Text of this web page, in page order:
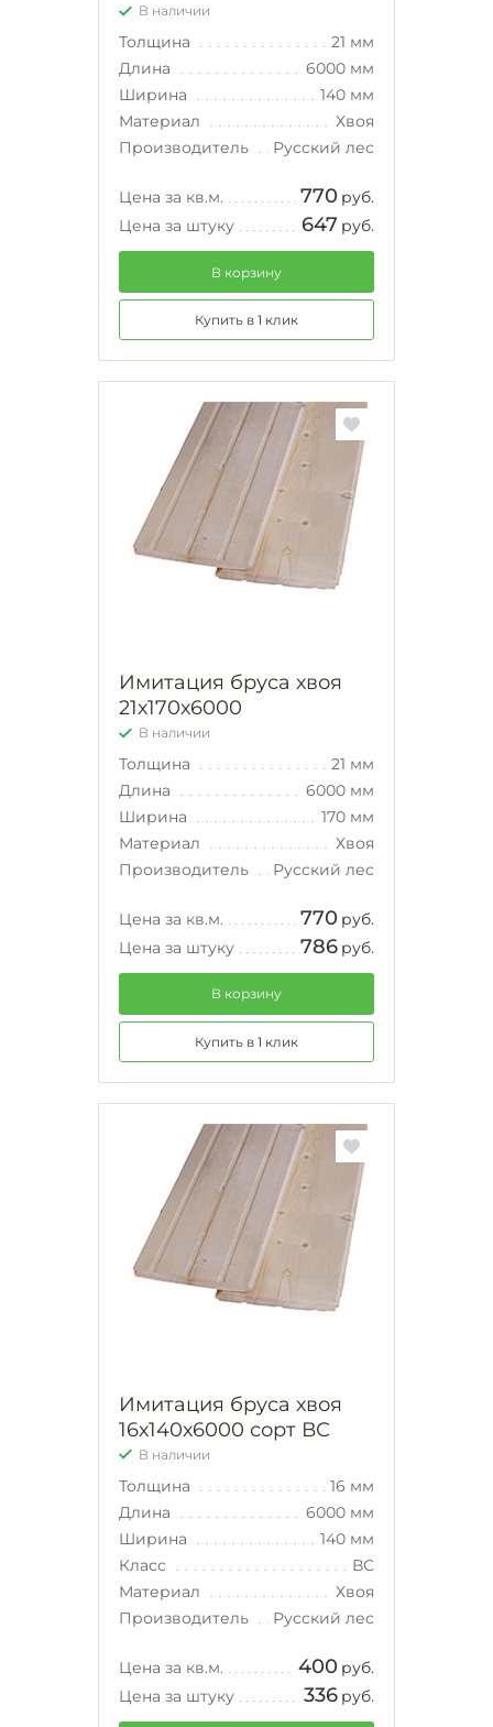
В наличии
Толщина
21 мм
Длина
6000 мм
Ширина
140 мм
Материал
Хвоя
Производитель
Русский лес
Цена за кв.м. 770 руб.
Цена за штуку
647 руб.
В корзину
Купить в 1 клик
Имитация бруса хвоя
21х170х6000
В наличии
Толщина
21 мм
Длина
6000 мм
Ширина
170 мм
Материал
Хвоя
Производитель
Русский лес
Цена за кв.м. 770 руб.
Цена за штуку
786 руб.
В корзину
Купить в 1 клик
Имитация бруса хвоя
16х140х6000 сорт ВС
В наличии
Толщина
16 мм
Длина
6000 мм
Ширина
140 мм
Класс
ВС
Материал
Хвоя
Производитель
Русский лес
Цена за кв.м. 400 руб.
Цена за штуку
336 руб.